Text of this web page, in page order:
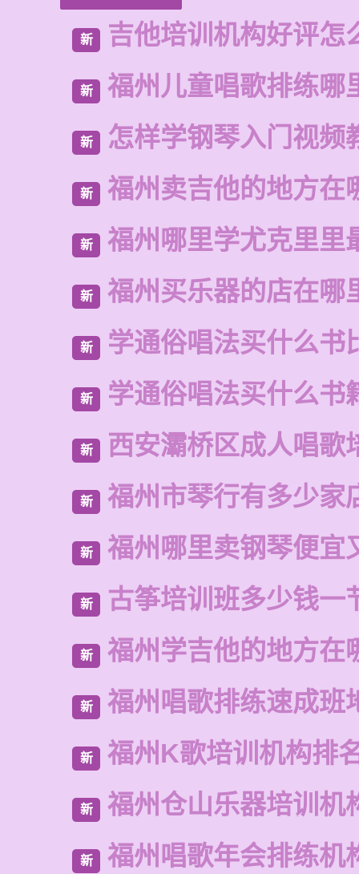
新 吉他培训机构好评怎
新 福州儿童唱歌排练哪
新 怎样学钢琴入门视频
新 福州卖吉他的地方在
新 福州哪里学尤克里里
新 福州买乐器的店在哪
新 学通俗唱法买什么书
新 学通俗唱法买什么书
新 西安灞桥区成人唱歌
新 福州市琴行有多少家
新 福州哪里卖钢琴便宜
新 古筝培训班多少钱一
新 福州学吉他的地方在
新 福州唱歌排练速成班
新 福州K歌培训机构排
新 福州仓山乐器培训机
新 福州唱歌年会排练机